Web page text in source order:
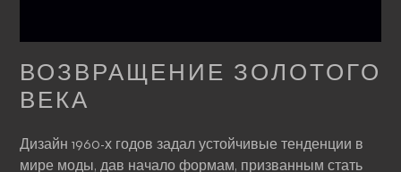
ВОЗВРАЩЕНИЕ ЗОЛОТОГО
ВЕКА
Дизайн 1960-х годов задал устойчивые тенденции в
мире моды, дав начало формам, призванным стать